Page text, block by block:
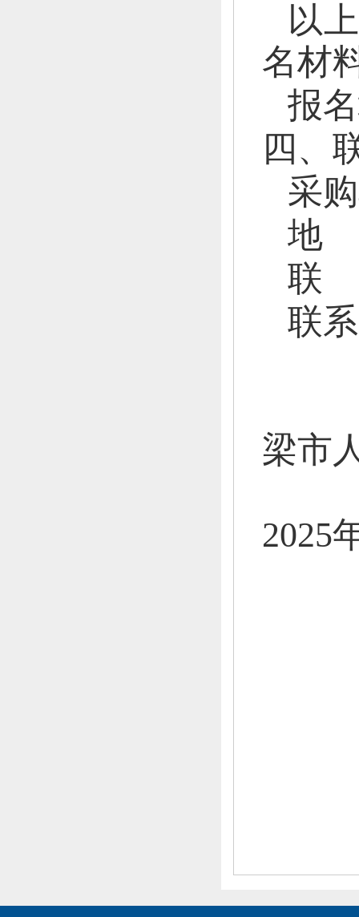
以
名材
报
四、
采
地
联
联
梁市
2025